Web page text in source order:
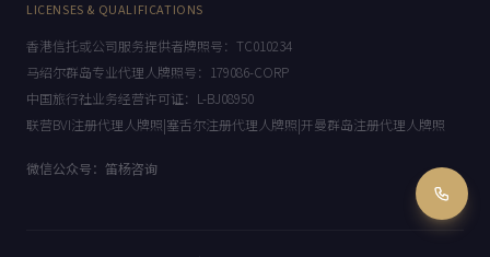
LICENSES & QUALIFICATIONS
香港信托或公司服务提供者牌照号：TC010234
马绍尔群岛专业代理人牌照号：179086-CORP
中国旅行社业务经营许可证：L-BJ08950
联营BVI注册代理人牌照|塞舌尔注册代理人牌照|开曼群岛注册代理人牌照
微信公众号：笛杨咨询